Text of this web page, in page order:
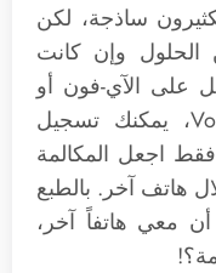
ساذجة، لكن
الحلول وإن كانت
على الآي-فون أو
المذكرات الصوتية Voice Memos، يمكنك تسجيل
اجعل المكالمة
هاتف آخر. بالطبع
معي هاتفاً آخر،